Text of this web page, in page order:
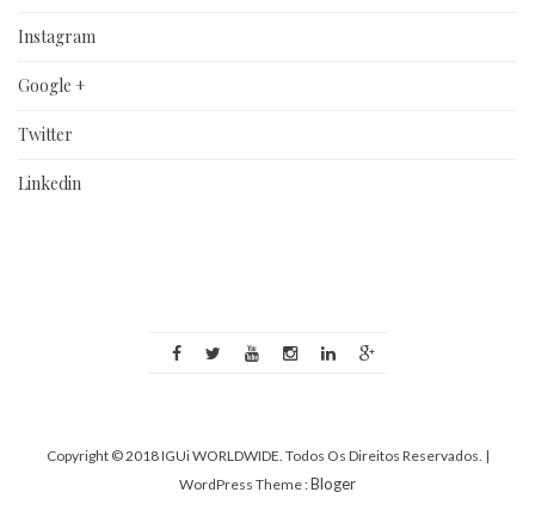
Instagram
Google +
Twitter
Linkedin
Copyright © 2018 IGUi WORLDWIDE. Todos Os Direitos Reservados. |
WordPress Theme :Bloger